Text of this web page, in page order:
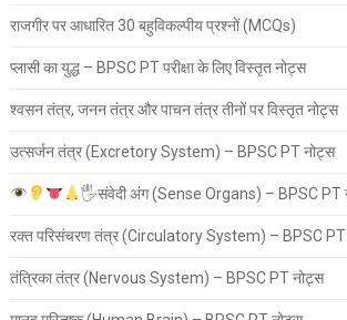
राजगीर पर आधारित 30 बहुविकल्पीय प्रश्नों (MCQs)
प्लासी का युद्ध – BPSC PT परीक्षा के लिए विस्तृत नोट्स
श्वसन तंत्र, जनन तंत्र और पाचन तंत्र तीनों पर विस्तृत नोट्स
उत्सर्जन तंत्र (Excretory System) – BPSC PT नोट्स
🖐संवेदी अंग (Sense Organs) – BPSC PT
रक्त परिसंचरण तंत्र (Circulatory System) – BPSC PT
तंत्रिका तंत्र (Nervous System) – BPSC PT नोट्स